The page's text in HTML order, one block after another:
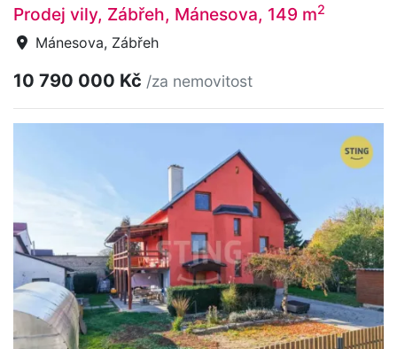
Prodej vily, Zábřeh, Mánesova, 149 m2
Mánesova, Zábřeh
10 790 000 Kč /za nemovitost